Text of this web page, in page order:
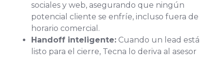
sociales y web, asegurando que ningún
potencial cliente se enfríe, incluso fuera de
horario comercial.
Handoff inteligente: Cuando un lead está
listo para el cierre, Tecna lo deriva al asesor